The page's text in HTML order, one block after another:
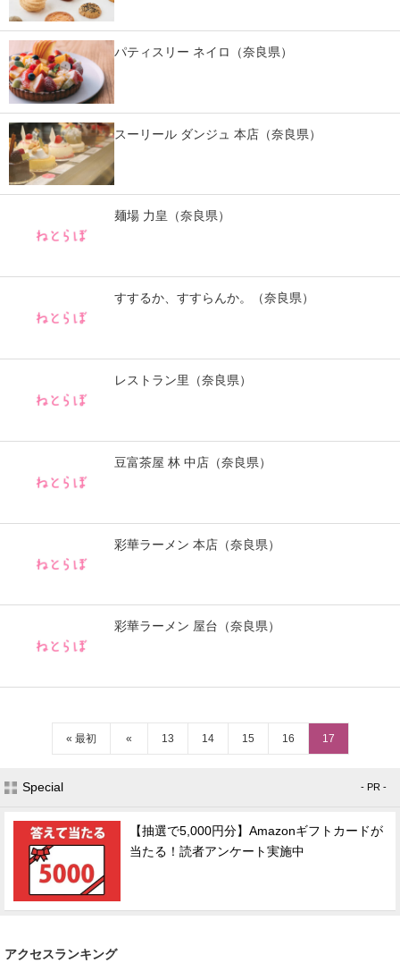
経営リーダーのコミュニティ
マーケ×ITの今がよく分かる
企業向けIT製品の総合サイト
IT製品の技術・比較・事例
製造業のIT導入・活用を支援
エレクトロニクス専門サイト
エネルギーの専門メディア
ちょっと気になるネットの話題
パティスリー ネイロ（奈良県）
スーリール ダンジュ 本店（奈良県）
麺場 力皇（奈良県）
すするか、すすらんか。（奈良県）
レストラン里（奈良県）
豆富茶屋 林 中店（奈良県）
彩華ラーメン 本店（奈良県）
彩華ラーメン 屋台（奈良県）
« 最初 « 13 14 15 16 17
Special - PR -
【抽選で5,000円分】Amazonギフトカードが
当たる！読者アンケート実施中
アクセスランキング